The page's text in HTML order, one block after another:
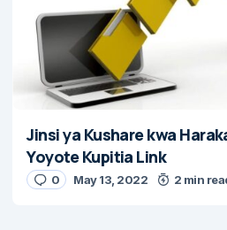
Jinsi ya Kushare kwa
Yoyote Kupitia Link
0 May 13, 2022 2 min